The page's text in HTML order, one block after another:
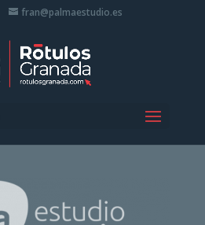
fran@palmaestudio.es